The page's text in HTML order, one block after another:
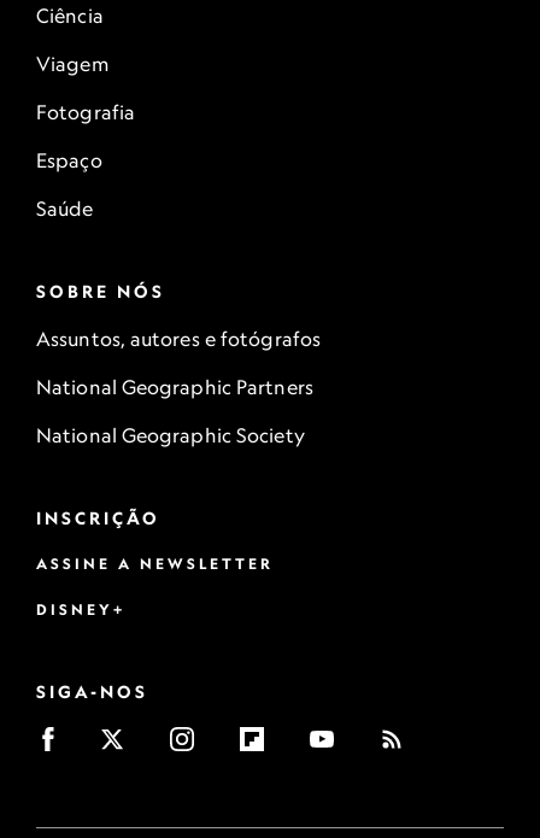
Ciência
Viagem
Fotografia
Espaço
Saúde
SOBRE NÓS
Assuntos, autores e fotógrafos
National Geographic Partners
National Geographic Society
INSCRIÇÃO
ASSINE A NEWSLETTER
DISNEY+
SIGA-NOS